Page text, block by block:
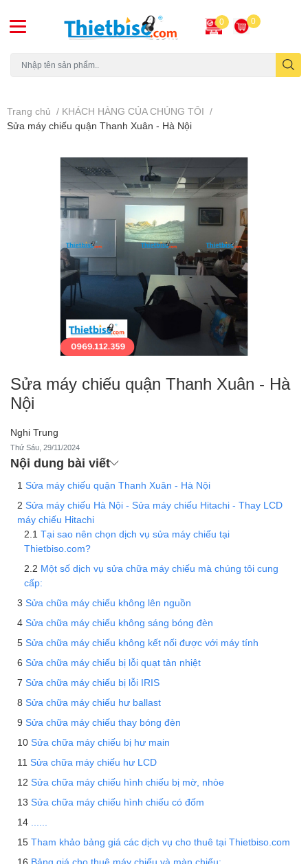
0 0
Trang chủ / KHÁCH HÀNG CỦA CHÚNG TÔI /
Sửa máy chiếu quận Thanh Xuân - Hà Nội
Sửa máy chiếu quận Thanh Xuân - Hà
Nội
Nghi Trung
Thứ Sáu, 29/11/2024
Nội dung bài viết
Sửa máy chiếu quận Thanh Xuân - Hà Nội
Sửa máy chiếu Hà Nội - Sửa máy chiếu Hitachi - Thay LCD
máy chiếu Hitachi
Tại sao nên chọn dịch vụ sửa máy chiếu tại
Thietbiso.com?
Một số dịch vụ sửa chữa máy chiếu mà chúng tôi cung
cấp:
Sửa chữa máy chiếu không lên nguồn
Sửa chữa máy chiếu không sáng bóng đèn
Sửa chữa máy chiếu không kết nối được với máy tính
Sửa chữa máy chiếu bị lỗi quạt tản nhiệt
Sửa chữa máy chiếu bị lỗi IRIS
Sửa chữa máy chiếu hư ballast
Sửa chữa máy chiếu thay bóng đèn
Sửa chữa máy chiếu bị hư main
Sửa chữa máy chiếu hư LCD
Sửa chữa máy chiếu hình chiếu bị mờ, nhòe
Sửa chữa máy chiếu hình chiếu có đốm
Tham khảo bảng giá các dịch vụ cho thuê tại Thietbiso.com
Bảng giá cho thuê máy chiếu và màn chiếu: